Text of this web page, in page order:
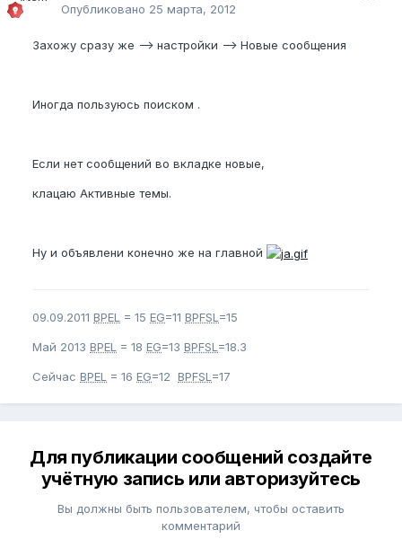
Опубликовано 25 марта, 2012
Захожу сразу же --> настройки --> Новые сообщения
Иногда пользуюсь поиском .
Если нет сообщений во вкладке новые,
клацаю Активные темы.
Ну и объявлени конечно же на главной
09.09.2011 BPEL = 15 EG=11 BPFSL =15
Май 2013 BPEL = 18 EG=13 BPFSL =18.3
Сейчас BPEL = 16 EG=12 BPFSL =17
Для публикации сообщений создайте
учётную запись или авторизуйтесь
Вы должны быть пользователем, чтобы оставить
комментарий